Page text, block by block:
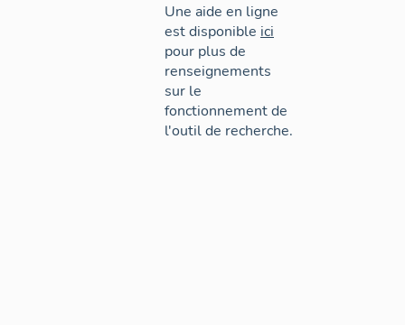
Une aide en ligne
est disponible ici
pour plus de
renseignements
sur le
fonctionnement de
l'outil de recherche.